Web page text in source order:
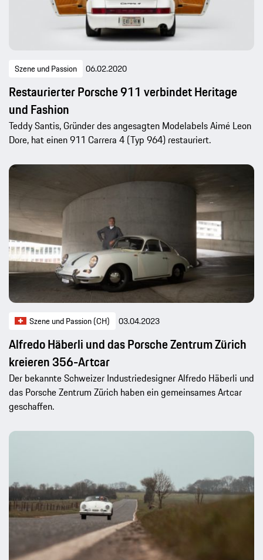
Szene und Passion 06.02.2020
Restaurierter Porsche 911 verbindet Heritage
und Fashion
Teddy Santis, Gründer des angesagten Modelabels Aimé Leon
Dore, hat einen 911 Carrera 4 (Typ 964) restauriert.
Szene und Passion (CH) 03.04.2023
Alfredo Häberli und das Porsche Zentrum Zürich
kreieren 356-Artcar
Der bekannte Schweizer Industriedesigner Alfredo Häberli und
das Porsche Zentrum Zürich haben ein gemeinsames Artcar
geschaffen.